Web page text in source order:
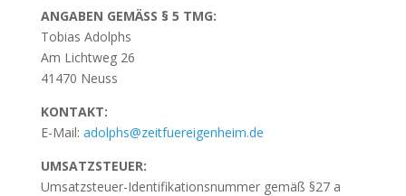
ANGABEN GEMÄSS § 5 TMG:
Tobias Adolphs
Am Lichtweg 26
41470 Neuss
KONTAKT:
E-Mail: adolphs@zeitfuereigenheim.de
UMSATZSTEUER:
Umsatzsteuer-Identifikationsnummer gemäß §27 a